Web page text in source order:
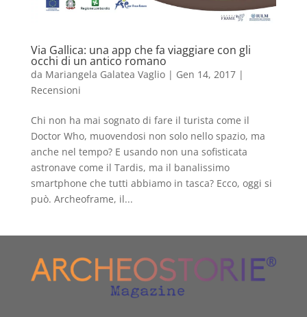
Via Gallica: una app che fa viaggiare con gli
occhi di un antico romano
da Mariangela Galatea Vaglio| Gen 14, 2017|
Recensioni
Chi non ha mai sognato di fare il turista come il
Doctor Who, muovendosi non solo nello spazio, ma
anche nel tempo? E usando non una sofisticata
astronave come il Tardis, ma il banalissimo
smartphone che tutti abbiamo in tasca? Ecco, oggi si
può. Archeoframe, il...